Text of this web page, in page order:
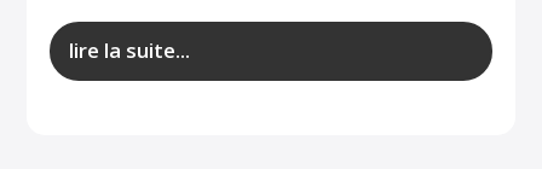
lire la suite...